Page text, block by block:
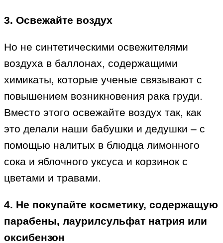
3. Освежайте воздух
Но не синтетическими освежителями
воздуха в баллонах, содержащими
химикаты, которые ученые связывают с
повышением возникновения рака груди.
Вместо этого освежайте воздух так, как
это делали наши бабушки и дедушки – с
помощью налитых в блюдца лимонного
сока и яблочного уксуса и корзинок с
цветами и травами.
4. Не покупайте косметику, содержащую
парабены, лаурилсульфат натрия или
оксибензон